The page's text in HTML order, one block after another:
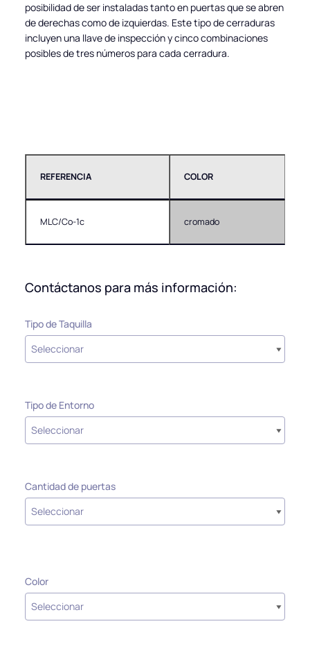
posibilidad de ser instaladas tanto en puertas que se abren
de derechas como de izquierdas. Este tipo de cerraduras
incluyen una llave de inspección y cinco combinaciones
posibles de tres números para cada cerradura.
REFERENCIA COLOR
MLC/Co-1c cromado
Contáctanos para más información:
Tipo de Taquilla
Tipo de Entorno
Cantidad de puertas
Color